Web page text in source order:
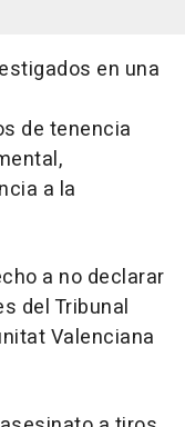
en una
de tenencia
a la
a no declarar
del Tribunal
Valenciana